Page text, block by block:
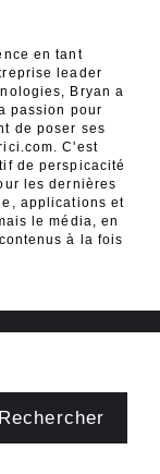
en tant
leader
Bryan a
passion pour
de poser ses
C'est
de perspicacité
les dernières
applications et
le média, en
à la fois
Rechercher